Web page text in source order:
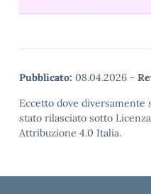
Pubblicato: 08.04.2026 -
Eccetto dove diversamente
stato rilasciato sotto
Attribuzione 4.0 Italia.